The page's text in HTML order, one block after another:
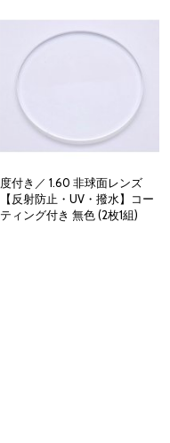
度付き／ 1.60 非球面レンズ
【反射防止・UV・撥水】コー
ティング付き 無色 (2枚1組)